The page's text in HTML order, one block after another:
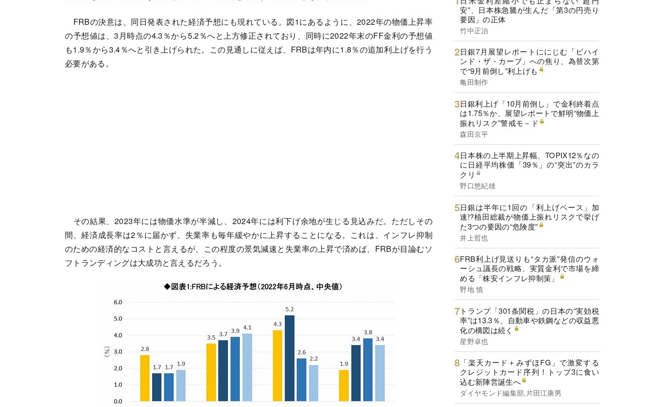
FRBの決意は、同日発表された経済予想にも現れている。図1にあるように、2022年の物価上昇率
の予想値は、3月時点の4.3％から5.2％へと上方修正されており、同時に2022年末のFF金利の予想値
も1.9％から3.4％へと引き上げられた。この見通しに従えば、FRBは年内に1.8％の追加利上げを行う
必要がある。
その結果、2023年には物価水準が半減し、2024年には利下げ余地が生じる見込みだ。ただしその
間、経済成長率は2％に届かず、失業率も毎年緩やかに上昇することになる。これは、インフレ抑制
のための経済的なコストと言えるが、この程度の景気減速と失業率の上昇で済めば、FRBが目論むソ
フトランディングは大成功と言えるだろう。
安”、日本株急騰が生んだ「第3の円売り
要因」の正体
竹中正治
日銀7月展望レポートににじむ「ビハイ
ンド・ザ・カーブ」への焦り、為替次第
で“9月前倒し”利上げも
亀田制作
日銀利上げ「10月前倒し」で金利終着点
は1.75％か、展望レポートで鮮明“物価上
振れリスク”警戒モ－ド
森田京平
日本株の上半期上昇幅、TOPIX12％なの
に日経平均株価「39％」の“突出”のカラ
クリ
野口悠紀雄
日銀は半年に1回の「利上げペース」加
速!?植田総裁が物価上振れリスクで挙げ
た3つの要因の“危険度”
井上哲也
FRB利上げ見送りも“タカ派”発信のウォ
ーシュ議長の戦略、実質金利で市場を締
める「株安インフレ抑制策」
野地 慎
トランプ「301条関税」の日本の“実効税
率”は13.3％、自動車や鉄鋼などの収益悪
化の構図は続く
星野卓也
「楽天カード＋みずほFG」で激変する
クレジットカード序列！トップ3に食い
込む新陣営誕生へ
ダイヤモンド編集部,片田江康男